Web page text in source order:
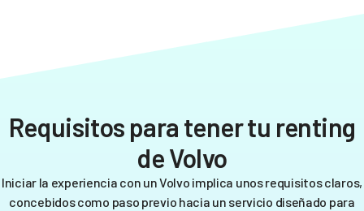
Requisitos para tener tu renting
de Volvo
Iniciar la experiencia con un Volvo implica unos requisitos claros,
concebidos como paso previo hacia un servicio diseñado para